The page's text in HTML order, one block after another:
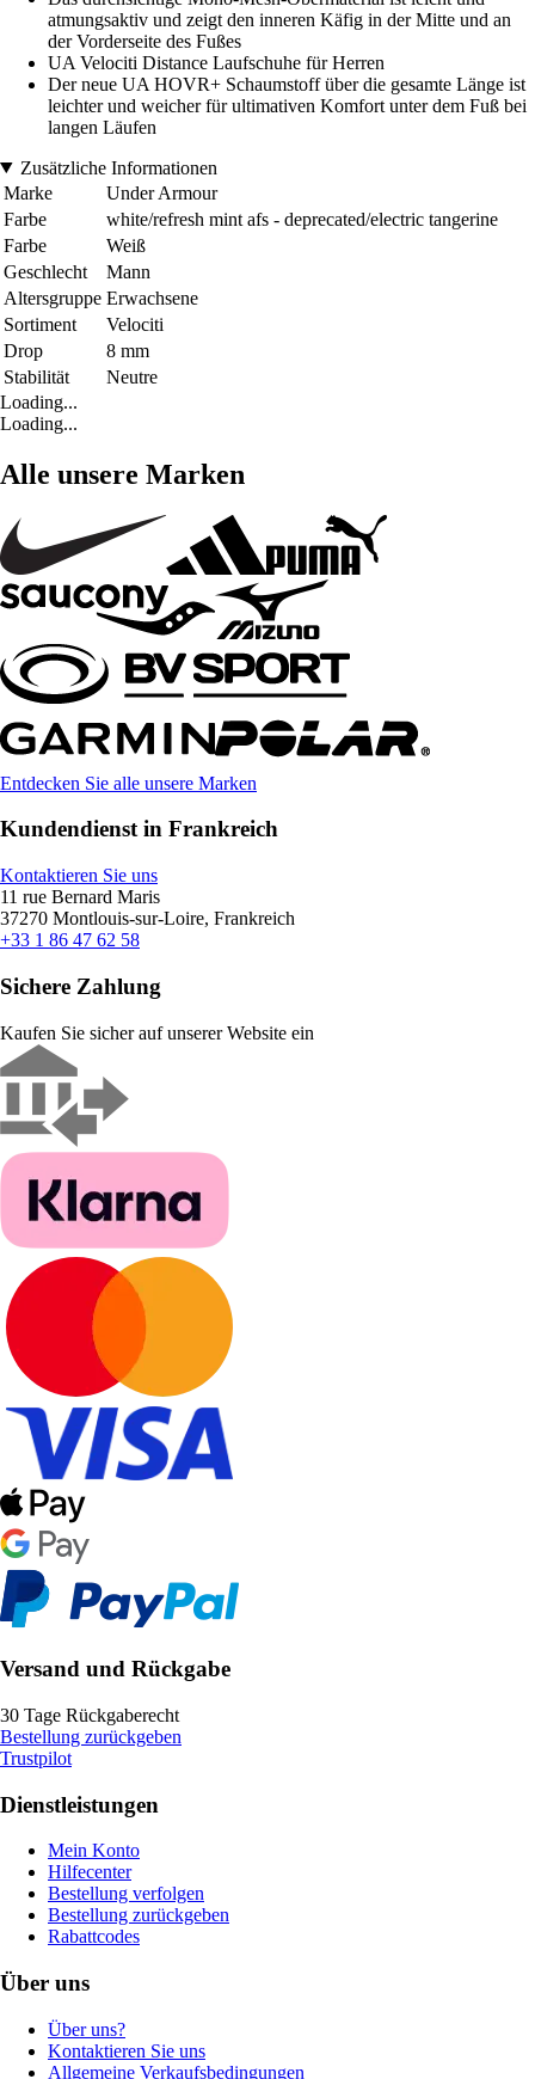
atmungsaktiv und zeigt den inneren Käfig in der Mitte und an
der Vorderseite des Fußes
UA Velociti Distance Laufschuhe für Herren
Der neue UA HOVR+ Schaumstoff über die gesamte Länge ist
leichter und weicher für ultimativen Komfort unter dem Fuß bei
langen Läufen
Zusätzliche Informationen
Marke
Under Armour
Farbe
white/refresh mint afs - deprecated/electric tangerine
Farbe
Weiß
Geschlecht
Mann
Altersgruppe Erwachsene
Sortiment
Velociti
Drop
8 mm
Stabilität
Neutre
Loading...
Loading...
Alle unsere Marken
Entdecken Sie alle unsere Marken
Kundendienst in Frankreich
Kontaktieren Sie uns
11 rue Bernard Maris
37270 Montlouis-sur-Loire, Frankreich
+33 1 86 47 62 58
Sichere Zahlung
Kaufen Sie sicher auf unserer Website ein
Versand und Rückgabe
30 Tage Rückgaberecht
Bestellung zurückgeben
Trustpilot
Dienstleistungen
Mein Konto
Hilfecenter
Bestellung verfolgen
Bestellung zurückgeben
Rabattcodes
Über uns
Über uns?
Kontaktieren Sie uns
Allgemeine Verkaufsbedingungen